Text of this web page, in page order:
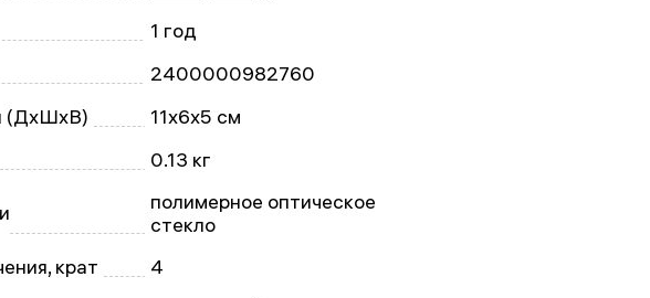
1 год
2400000982760
(ДxШxВ)
11x6x5 см
0.13 кг
полимерное оптическое
стекло
крат
4